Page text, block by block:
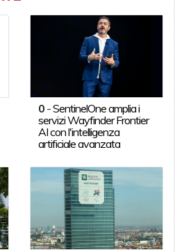
0 -SentinelOne amplia i
servizi Wayfinder Frontier
AI con l'intelligenza
artificiale avanzata